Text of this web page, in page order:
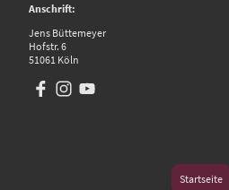
Anschrift:
Jens Büttemeyer
Hofstr. 6
51061 Köln
Startseite